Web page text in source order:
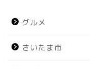
グルメ
さいたま市